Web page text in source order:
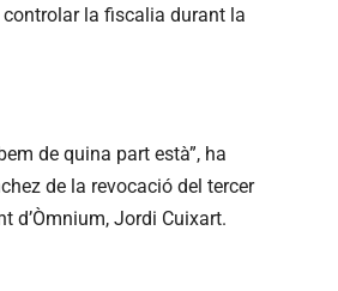
controlar la fiscalia durant la
de quina part està”, ha
de la revocació del tercer
d’Òmnium, Jordi Cuixart.